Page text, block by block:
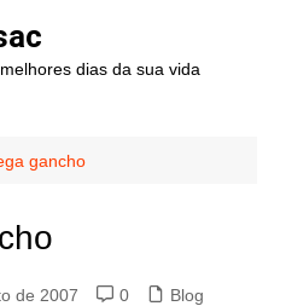
dias da sua vida
gancho
de 2007 0 Blog